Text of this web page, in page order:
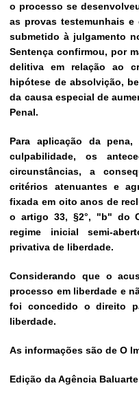
o processo se
as provas testemunhais e
submetido à julgamento
Sentença confirmou, por
delitiva em relação ao
hipótese de absolvição,
da causa especial de
Penal.
Para aplicação da
culpabilidade, os
circunstâncias, a
critérios atenuantes e
fixada em oito anos de
o artigo 33, §2°, "b" do
regime inicial semi-
privativa de liberdade.
Considerando que o
processo em liberdade e
foi concedido o direito
liberdade.
As informações são de O
Edição da Agência Baluarte